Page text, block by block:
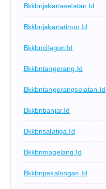
Bkkbnjakartaselatan.id
Bkkbnjakartatimur.id
Bkkbncilegon.id
Bkkbntangerang.id
Bkkbntangerangselatan.id
Bkkbnbanjar.id
Bkkbnsalatiga.id
Bkkbnmagelang.id
Bkkbnpekalongan.id